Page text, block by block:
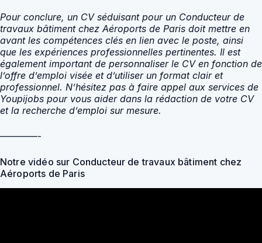
Pour conclure, un CV séduisant pour un Conducteur de
travaux bâtiment chez Aéroports de Paris doit mettre en
avant les compétences clés en lien avec le poste, ainsi
que les expériences professionnelles pertinentes. Il est
également important de personnaliser le CV en fonction de
l’offre d’emploi visée et d’utiliser un format clair et
professionnel. N’hésitez pas à faire appel aux services de
Youpijobs pour vous aider dans la rédaction de votre CV
et la recherche d’emploi sur mesure.
————-
Notre vidéo sur Conducteur de travaux bâtiment chez
Aéroports de Paris